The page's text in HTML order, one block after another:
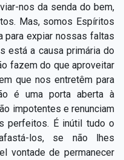
nos da senda do bem,
Mas, somos Espíritos
para expiar nossas faltas
está a causa primária do
fazem do que aproveitar
que nos entretêm para
é uma porta aberta à
impotentes e renunciam
perfeitos. É inútil tudo o
los, se não lhes
vontade de permanecer